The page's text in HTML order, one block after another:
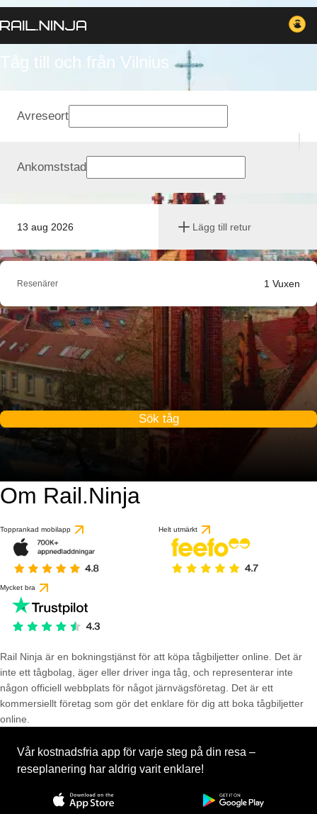
Tåg till och från Vilnius
13 aug 2026 Lägg till retur
Avreseort
Ankomststad
Resenärer 1 Vuxen
Sök tåg
Om Rail.Ninja
Topprankad mobilapp Helt utmärkt
Mycket bra
Rail Ninja är en bokningstjänst för att köpa tågbiljetter online. Det är
inte ett tågbolag, äger eller driver inga tåg, och representerar inte
någon officiell webbplats för något järnvägsföretag. Det är ett
kommersiellt företag som gör det enklare för dig att boka tågbiljetter
online.
Vår kostnadsfria app för varje steg på din resa –
reseplanering har aldrig varit enklare!